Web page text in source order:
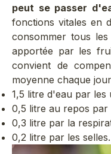
peut se passer
fonctions vitales en
consommer tous
apportée par les
convient de
moyenne chaque
1,5 litre d'eau par les
0,5 litre au repos par
0,3 litre par la
0,2 litre par les selles.